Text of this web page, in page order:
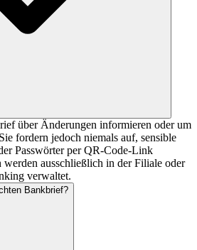
über Änderungen informieren oder um
fordern jedoch niemals auf, sensible
Passwörter per QR-Code-Link
werden ausschließlich in der Filiale oder
verwaltet.
Bankbrief?